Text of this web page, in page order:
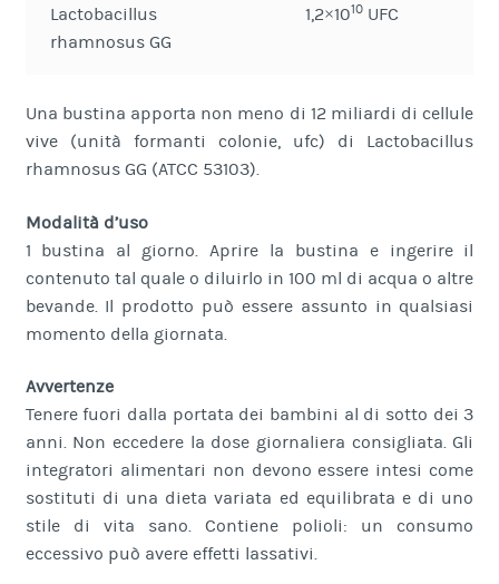
Lactobacillus
rhamnosus GG
1,2×1010 UFC
Una bustina apporta non meno di 12 miliardi di cellule
vive (unità formanti colonie, ufc) di Lactobacillus
rhamnosus GG (ATCC 53103).
Modalità d’uso
1 bustina al giorno. Aprire la bustina e ingerire il
contenuto tal quale o diluirlo in 100 ml di acqua o altre
bevande. Il prodotto può essere assunto in qualsiasi
momento della giornata.
Avvertenze
Tenere fuori dalla portata dei bambini al di sotto dei 3
anni. Non eccedere la dose giornaliera consigliata. Gli
integratori alimentari non devono essere intesi come
sostituti di una dieta variata ed equilibrata e di uno
stile di vita sano. Contiene polioli: un consumo
eccessivo può avere effetti lassativi.